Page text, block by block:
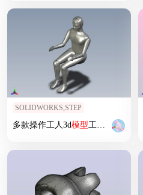
SOLIDWORKS,STEP
多款操作工人3d模型工人solidworks三维